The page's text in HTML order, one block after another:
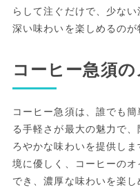
らして注ぐだけで、少な
深い味わいを楽しめるのが
コーヒー急須の
コーヒー急須は、誰でも
る手軽さが最大の魅力で
ろやかな味わいを提供し
境に優しく、コーヒーの
でき、濃厚な味わいを楽